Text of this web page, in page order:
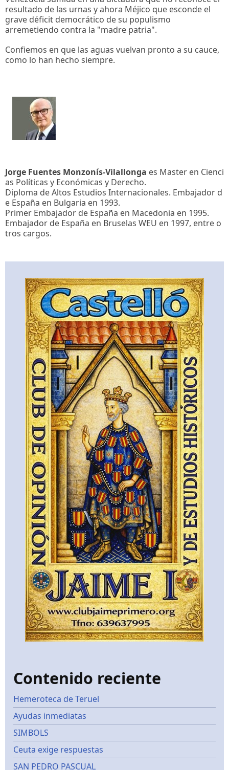
resultado de las urnas y ahora Méjico que esconde el
grave déficit democrático de su populismo
arremetiendo contra la "madre patria".
Confiemos en que las aguas vuelvan pronto a su cauce,
como lo han hecho siempre.
Jorge Fuentes Monzonís-Vilallonga es Master en Cienci
as Políticas y Económicas y Derecho.
Diploma de Altos Estudios Internacionales. Embajador d
e España en Bulgaria en 1993.
Primer Embajador de España en Macedonia en 1995.
Embajador de España en Bruselas WEU en 1997, entre o
tros cargos.
Contenido reciente
Hemeroteca de Teruel
Ayudas inmediatas
SIMBOLS
Ceuta exige respuestas
SAN PEDRO PASCUAL